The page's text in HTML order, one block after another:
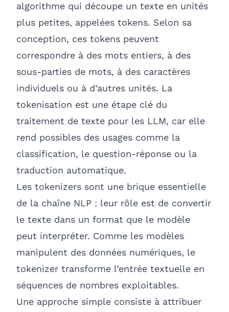
algorithme qui découpe un texte en unités
plus petites, appelées tokens. Selon sa
conception, ces tokens peuvent
correspondre à des mots entiers, à des
sous-parties de mots, à des caractères
individuels ou à d’autres unités. La
tokenisation est une étape clé du
traitement de texte pour les LLM, car elle
rend possibles des usages comme la
classification, le question-réponse ou la
traduction automatique.
Les tokenizers sont une brique essentielle
de la chaîne NLP : leur rôle est de convertir
le texte dans un format que le modèle
peut interpréter. Comme les modèles
manipulent des données numériques, le
tokenizer transforme l’entrée textuelle en
séquences de nombres exploitables.
Une approche simple consiste à attribuer